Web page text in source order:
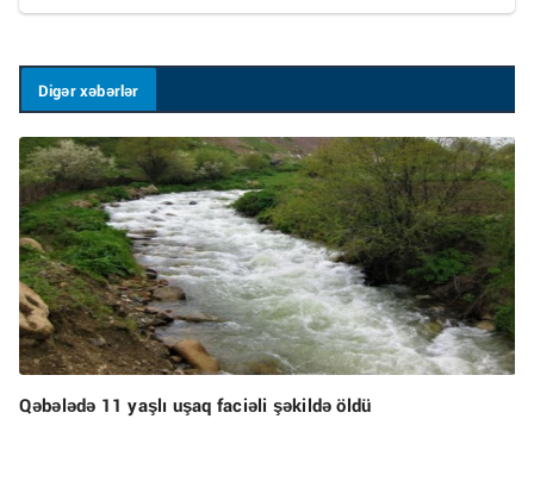
Digər xəbərlər
Qəbələdə 11 yaşlı uşaq faciəli şəkildə öldü